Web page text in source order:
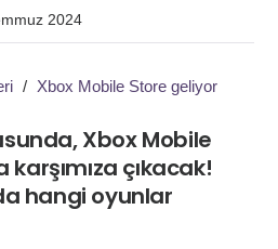
2024
/ Xbox Mobile Store geliyor
Xbox Mobile
çıkacak!
hangi oyunlar